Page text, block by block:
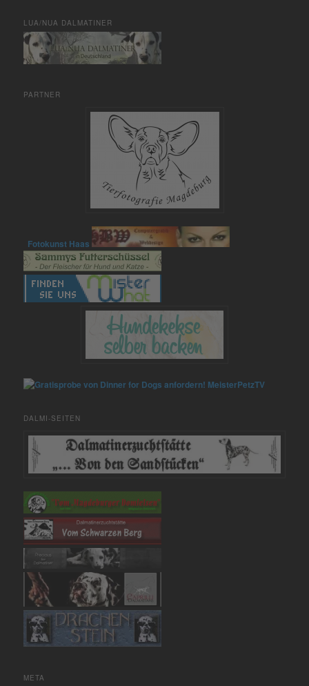
LUA/NUA DALMATINER
PARTNER
Fotokunst Haas
MeisterPetzTV
DALMI-SEITEN
META